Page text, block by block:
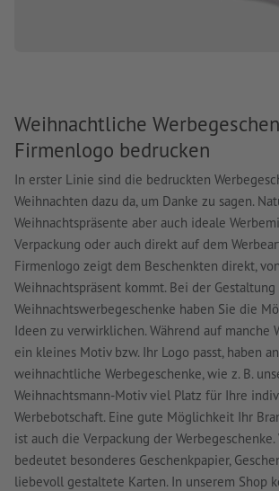
Weihnachtliche
Firmenlogo bedrucken
In erster Linie sind die bedruckten
Weihnachten dazu da, um Danke zu sagen.
Weihnachtspräsente aber auch ideale
Verpackung oder auch direkt auf dem
Firmenlogo zeigt dem Beschenkten direkt,
Weihnachtspräsent kommt. Bei der
Weihnachtswerbegeschenke haben Sie die
Ideen zu verwirklichen. Während auf manche
ein kleines Motiv bzw. Ihr Logo passt, haben
weihnachtliche Werbegeschenke, wie z. B.
Weihnachtsmann-Motiv viel Platz für Ihre
Werbebotschaft. Eine gute Möglichkeit Ihr
ist auch die Verpackung der Werbegeschenke.
bedeutet besonderes Geschenkpapier,
liebevoll gestaltete Karten. In unserem Shop